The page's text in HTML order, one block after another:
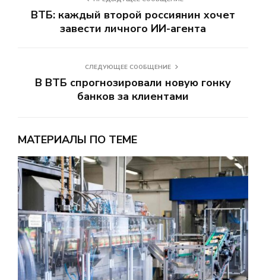
ВТБ: каждый второй россиянин хочет
завести личного ИИ-агента
СЛЕДУЮЩЕЕ СООБЩЕНИЕ
В ВТБ спрогнозировали новую гонку
банков за клиентами
МАТЕРИАЛЫ ПО ТЕМЕ